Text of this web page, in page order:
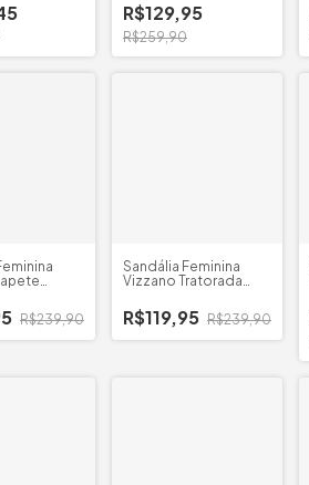
R$129,95
R$259,90
R$239,90
Sandália Feminina
Vizzano Tratorada
R$119,95 R$239,90